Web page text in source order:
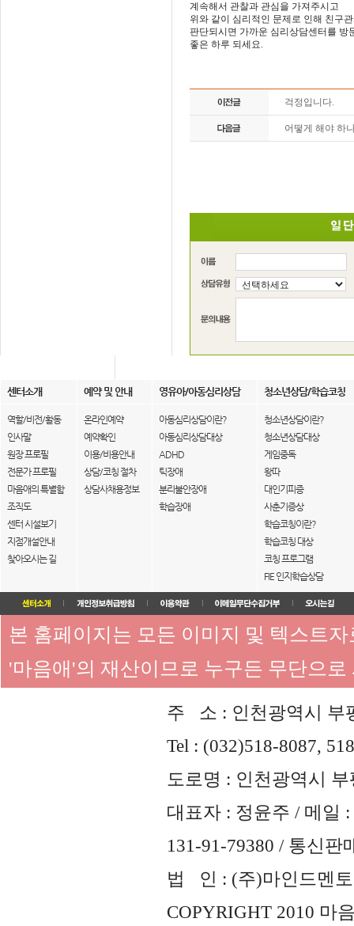
계속해서 관찰과 관심을 가져주시고
위와 같이 심리적인 문제로 인해 친구
판단되시면 가까운 심리상담센터를 방
좋은 하루 되세요.
걱정입니다.
어떻게 해야 하
센터소개 예약 및 안내 영유아/아동심리상담 청소년상담/학습코칭
역할/비전/활동
인사말
원장 프로필
전문가 프로필
마음애의 특별함
조직도
센터 시설보기
지점개설안내
찾아오시는 길
온라인예약
예약확인
이용/비용안내
상담/코칭 절차
상담사채용정보
아동심리상담이란?
아동심리상담대상
ADHD
틱장애
분리불안장애
학습장애
청소년상담이란?
청소년상담대상
게임중독
왕따
대인기피증
사춘기증상
학습코칭이란?
학습코칭 대상
코칭 프로그램
FIE 인지학습상담
본 홈페이지는 모든 이미지 및 텍스트
'마음애'의 재산이므로 누구든 무단으
주 소 : 인천광역시 부
Tel : (032)518-8087,
도로명 : 인천광역시
대표자 : 정윤주 / 메일 :
131-91-79380 / 통신판
법 인 : (주)마인드멘토
COPYRIGHT 2010 마